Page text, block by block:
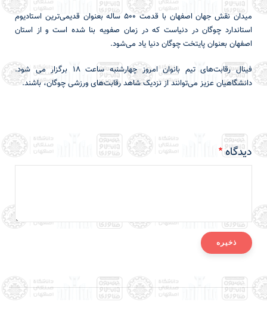
میدان نقش جهان اصفهان با قدمت ۵۰۰ ساله بعنوان قدیمی‌ترین استادیوم
استاندارد چوگان در دنیاست که در زمان صفویه بنا شده است و از استان
اصفهان بعنوان پایتخت چوگان دنیا یاد می‌شود.
فینال رقابت‌های تیم بانوان امروز چهارشنبه ساعت ۱۸ برگزار می شود.
دانشگاهیان عزیز می‌توانند از نزدیک شاهد رقابت‌های ورزشی چوگان، باشند.
دیدگاه